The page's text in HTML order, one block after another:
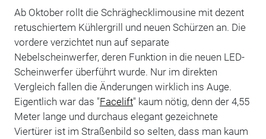
Ab Oktober rollt die Schräghecklimousine mit dezent
retuschiertem Kühlergrill und neuen Schürzen an. Die
vordere verzichtet nun auf separate
Nebelscheinwerfer, deren Funktion in die neuen LED-
Scheinwerfer überführt wurde. Nur im direkten
Vergleich fallen die Änderungen wirklich ins Auge.
Eigentlich war das "Facelift" kaum nötig, denn der 4,55
Meter lange und durchaus elegant gezeichnete
Viertürer ist im Straßenbild so selten, dass man kaum